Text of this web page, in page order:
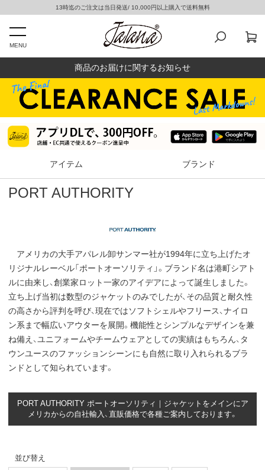
13時迄のご注文は当日発送/ 10,000円以上購入で送料無料
MENU
商品のお届けに関するお知らせ
アイテム ブランド
PORT AUTHORITY
アメリカの大手アパレル卸サンマー社が1994年に立ち上げたオ
リジナルレーベル「ポートオーソリティ」。ブランド名は港町シアト
ルに由来し、創業家ロット一家のアイデアによって誕生しました。
立ち上げ当初は数型のジャケットのみでしたが、その品質と耐久性
の高さから評判を呼び、現在ではソフトシェルやフリース、ナイロ
ン系まで幅広いアウターを展開。機能性とシンプルなデザインを兼
ね備え、ユニフォームやチームウェアとしての実績はもちろん、タ
ウンユースのファッションシーンにも自然に取り入れられるブラ
ンドとして知られています。
PORT AUTHORITY ポートオーソリティ｜ジャケットをメインにア
メリカからの自社輸入、直販価格で各種ご案内しております。
並び替え